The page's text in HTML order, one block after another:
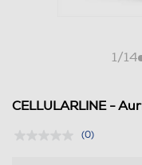
1/14
CELLULARLINE -
(0)